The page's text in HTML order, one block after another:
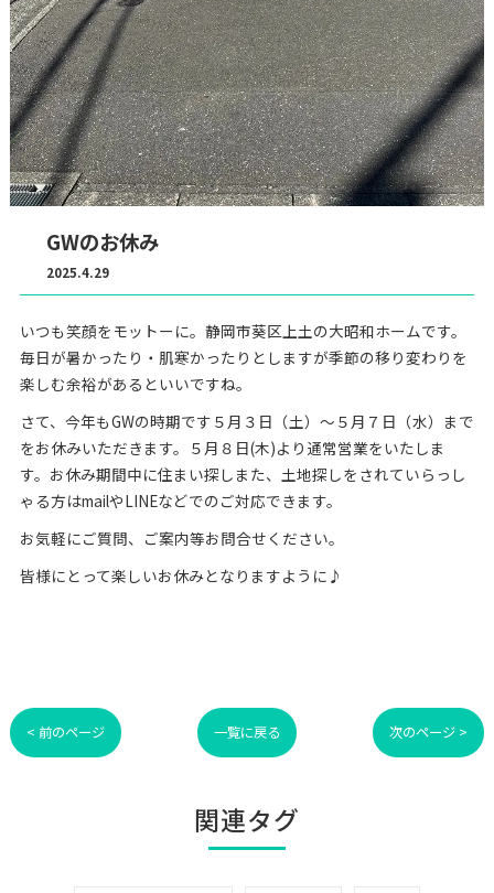
GWのお休み
2025.4.29
いつも笑顔をモットーに。静岡市葵区上土の大昭和ホームです。
毎日が暑かったり・肌寒かったりとしますが季節の移り変わりを
楽しむ余裕があるといいですね。
さて、今年もGWの時期です５月３日（土）～５月７日（水）まで
をお休みいただきます。５月８日(木)より通常営業をいたしま
す。お休み期間中に住まい探しまた、土地探しをされていらっし
ゃる方はmailやLINEなどでのご対応できます。
お気軽にご質問、ご案内等お問合せください。
皆様にとって楽しいお休みとなりますように♪
< 前のページ 一覧に戻る 次のページ >
関連タグ